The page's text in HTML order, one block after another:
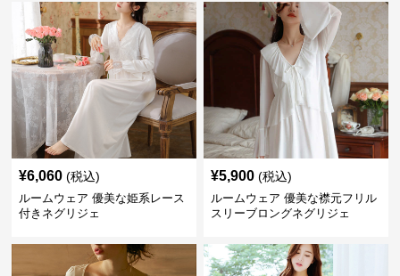
¥6,060 (税込)
ルームウェア 優美な姫系レース
付きネグリジェ
¥5,900 (税込)
ルームウェア 優美な襟元フリル
スリーブロングネグリジェ